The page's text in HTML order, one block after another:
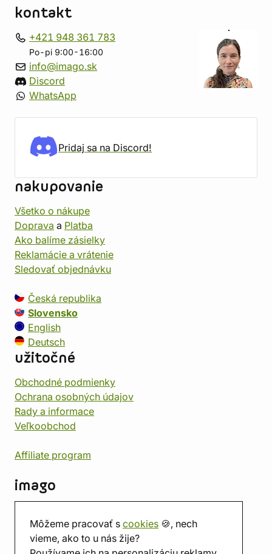
Môžeme pracovať s cookies 🍪, nech
vieme, ako to u nás žije?
kontakt
+421 948 361 783
Po-pi 9:00-16:00
info@imago.sk
Discord
WhatsApp
Pridaj sa na Discord!
nakupovanie
Všetko o nákupe
Doprava a Platba
Ako balíme zásielky
Reklamácie a vrátenie
Sledovať objednávku
Česká republika
Slovensko
English
Deutsch
užitočné
Obchodné podmienky
Ochrana osobných údajov
Rady a informace
Veľkoobchod
Affiliate program
imago
Predajňa
Herňa